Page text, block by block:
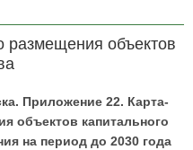
размещения объектов
Приложение 22. Карта-
объектов капитального
на период до 2030 года